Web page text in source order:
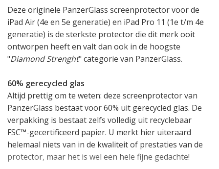
Deze originele PanzerGlass screenprotector voor de
iPad Air (4e en 5e generatie) en iPad Pro 11 (1e t/m 4e
generatie) is de sterkste protector die dit merk ooit
ontworpen heeft en valt dan ook in de hoogste
"Diamond Strenght" categorie van PanzerGlass.
60% gerecycled glas
Altijd prettig om te weten: deze screenprotector van
PanzerGlass bestaat voor 60% uit gerecycled glas. De
verpakking is bestaat zelfs volledig uit recyclebaar
FSC™-gecertificeerd papier. U merkt hier uiteraard
helemaal niets van in de kwaliteit of prestaties van de
protector, maar het is wel een hele fijne gedachte!